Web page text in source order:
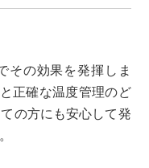
その効果を発揮しま
正確な温度管理のど
の方にも安心して発